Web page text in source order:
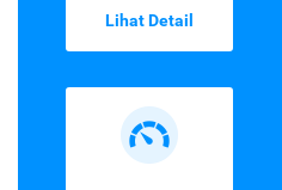
Lihat Detail